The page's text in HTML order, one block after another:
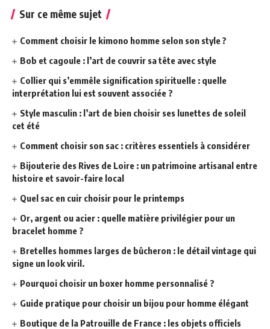
Sur ce même sujet
Comment choisir le kimono homme selon son style ?
Bob et cagoule : l’art de couvrir sa tête avec style
Collier qui s’emmêle signification spirituelle : quelle
interprétation lui est souvent associée ?
Style masculin : l’art de bien choisir ses lunettes de soleil
cet été
Comment choisir son sac : critères essentiels à considérer
Bijouterie des Rives de Loire : un patrimoine artisanal entre
histoire et savoir-faire local
Quel sac en cuir choisir pour le printemps
Or, argent ou acier : quelle matière privilégier pour un
bracelet homme ?
Bretelles hommes larges de bûcheron : le détail vintage qui
signe un look viril.
Pourquoi choisir un boxer homme personnalisé ?
Guide pratique pour choisir un bijou pour homme élégant
Boutique de la Patrouille de France : les objets officiels